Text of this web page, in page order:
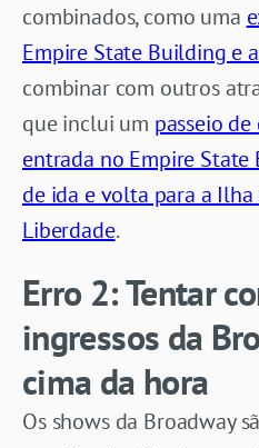
combinados, como uma
Empire State Building e
combinar com outros
que inclui um passeio
entrada no Empire
de ida e volta para a Ilha
Liberdade.
Erro 2: Tentar
ingressos da
cima da hora
Os shows da Broadway